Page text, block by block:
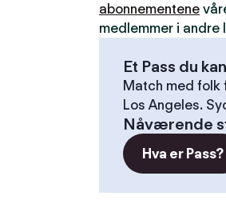
abonnementene
medlemmer i andre
Et Pass du
Match med folk
Los Angeles.
Nåværende
Hva er Pass?